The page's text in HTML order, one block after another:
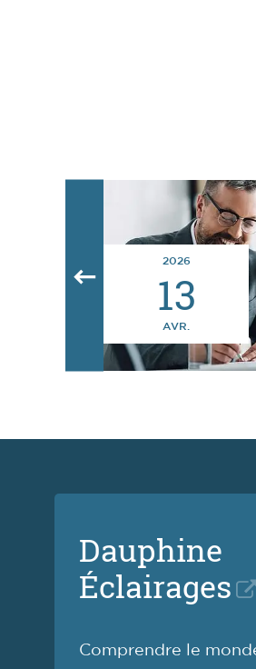
2026
13
AVR.
Dauphine
Éclairages
Comprendre le